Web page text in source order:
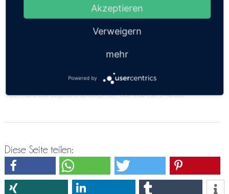
angeben. Bitte versuche es doch nochmals über die
https://thailandsun.12go.asia/de/travel/Koh Mook/Khao Lak/?z=416557
Diese Seite teilen:
Akzeptieren
Verweigern
mehr
Powered by